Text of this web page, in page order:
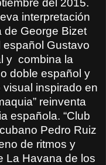
interpretación
de George Bizet
español Gustavo
y combina la
doble español y
inspirado en
reinventa
española. “Club
Pedro Ruiz
de ritmos y
La Havana de los